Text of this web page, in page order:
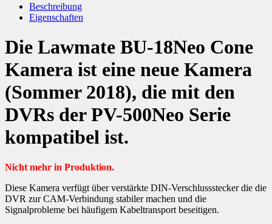
Beschreibung
Eigenschaften
Die Lawmate BU-18Neo Cone
Kamera ist eine neue Kamera
(Sommer 2018), die mit den
DVRs der PV-500Neo Serie
kompatibel ist.
Nicht mehr in Produktion.
Diese Kamera verfügt über verstärkte DIN-Verschlussstecker die die
DVR zur CAM-Verbindung stabiler machen und die
Signalprobleme bei häufigem Kabeltransport beseitigen.